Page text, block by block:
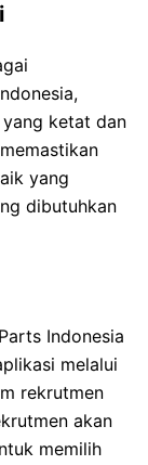
ketat dan
yang
dibutuhkan
Indonesia
melalui
rekrutmen
akan
memilih